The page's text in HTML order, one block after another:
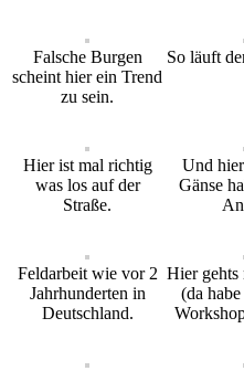
Falsche Burgen
scheint hier ein Trend
zu sein.
So läuft
Hier ist mal richtig
was los auf der
Straße.
Und
Gänse
Feldarbeit wie vor 2
Jahrhunderten in
Deutschland.
Hier gehts
(da